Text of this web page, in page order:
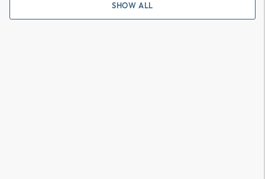
SHOW ALL